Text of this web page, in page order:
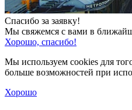
Спасибо за заявку!
Мы свяжемся с вами в
Хорошо, спасибо!
Мы используем cookies для
больше возможностей при
Хорошо